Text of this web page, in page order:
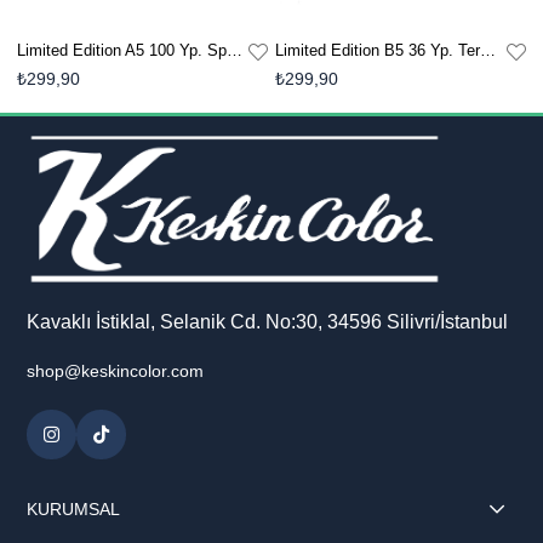
Limited Edition B5 36 Yp. Terzi Dikişli Defter - 2li Monet
₺299,90
Limited Edition B5 36 Yp. Terzi Dikişi - 2li Matisse
₺299,90
Kavaklı İstiklal, Selanik Cd. No:30, 34596 Silivri/İstanbul
shop@keskincolor.com
KURUMSAL